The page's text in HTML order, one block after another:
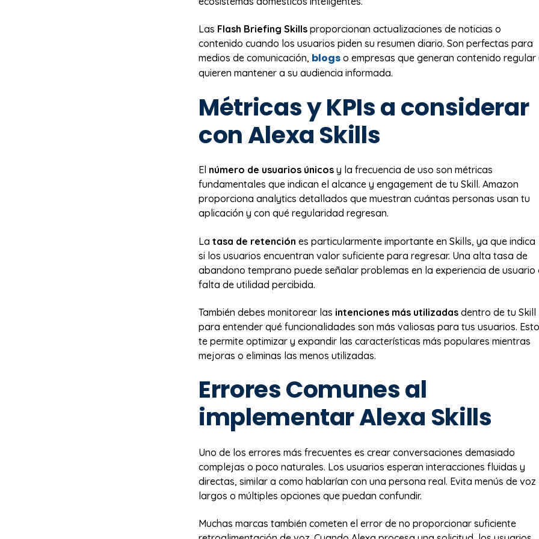
Las Flash Briefing Skills proporcionan actualizaciones de noticias o
contenido cuando los usuarios piden su resumen diario. Son perfectas para
medios de comunicación, blogs o empresas que generan contenido regular
quieren mantener a su audiencia informada.
Métricas y KPIs a considerar
con Alexa Skills
El número de usuarios únicos y la frecuencia de uso son métricas
fundamentales que indican el alcance y engagement de tu Skill. Amazon
proporciona analytics detallados que muestran cuántas personas usan tu
aplicación y con qué regularidad regresan.
La tasa de retención es particularmente importante en Skills, ya que indica
si los usuarios encuentran valor suficiente para regresar. Una alta tasa de
abandono temprano puede señalar problemas en la experiencia de usuario
falta de utilidad percibida.
También debes monitorear las intenciones más utilizadas dentro de tu Skill
para entender qué funcionalidades son más valiosas para tus usuarios. Esto
te permite optimizar y expandir las características más populares mientras
mejoras o eliminas las menos utilizadas.
Errores Comunes al
implementar Alexa Skills
Uno de los errores más frecuentes es crear conversaciones demasiado
complejas o poco naturales. Los usuarios esperan interacciones fluidas y
directas, similar a como hablarían con una persona real. Evita menús de voz
largos o múltiples opciones que puedan confundir.
Muchas marcas también cometen el error de no proporcionar suficiente